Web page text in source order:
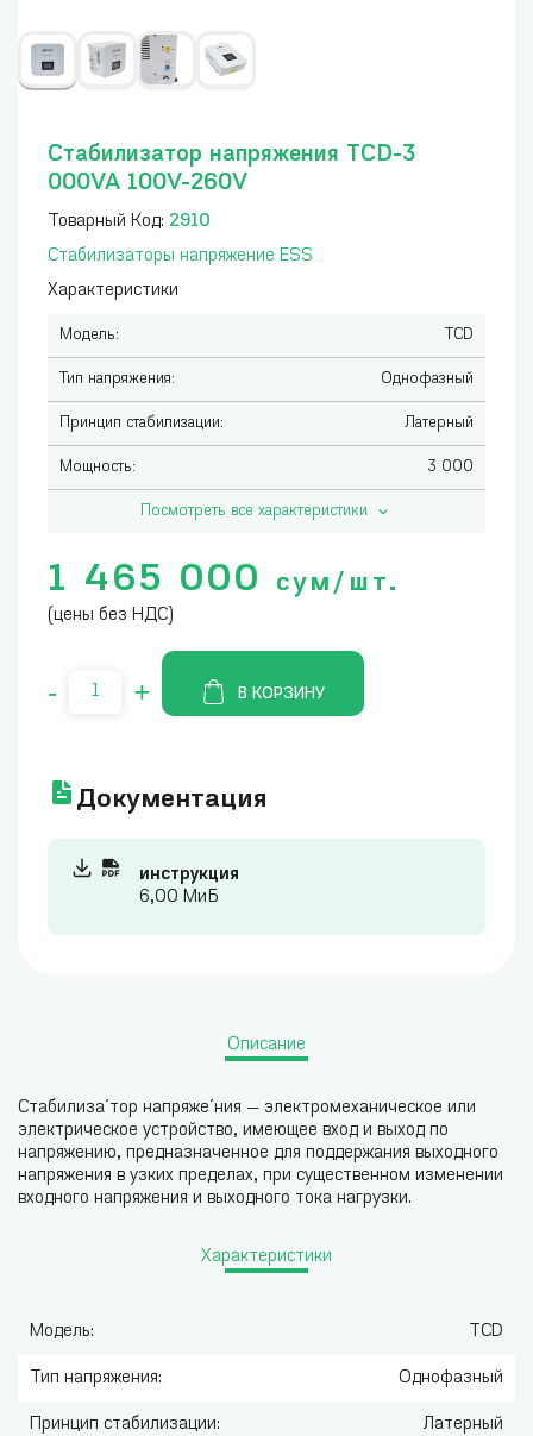
Стабилизатор напряжения TCD-3
000VA 100V-260V
Товарный Код: 2910
Стабилизаторы напряжение ESS
Характеристики
Модель: TCD
Тип напряжения: Однофазный
Принцип стабилизации: Латерный
Мощность: 3 000
Посмотреть все характеристики
1 465 000 сум/шт.
(цены без НДС)
- + В КОРЗИНУ
Документация
инструкция
6,00 МиБ
Описание
Стабилиза́тор напряже́ния — электромеханическое или
электрическое устройство, имеющее вход и выход по
напряжению, предназначенное для поддержания выходного
напряжения в узких пределах, при существенном изменении
входного напряжения и выходного тока нагрузки.
Характеристики
Модель: TCD
Тип напряжения: Однофазный
Принцип стабилизации: Латерный